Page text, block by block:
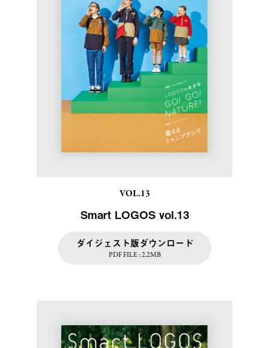
VOL.13
Smart LOGOS vol.13
ダイジェスト版ダウンロード
PDF FILE : 2.2MB